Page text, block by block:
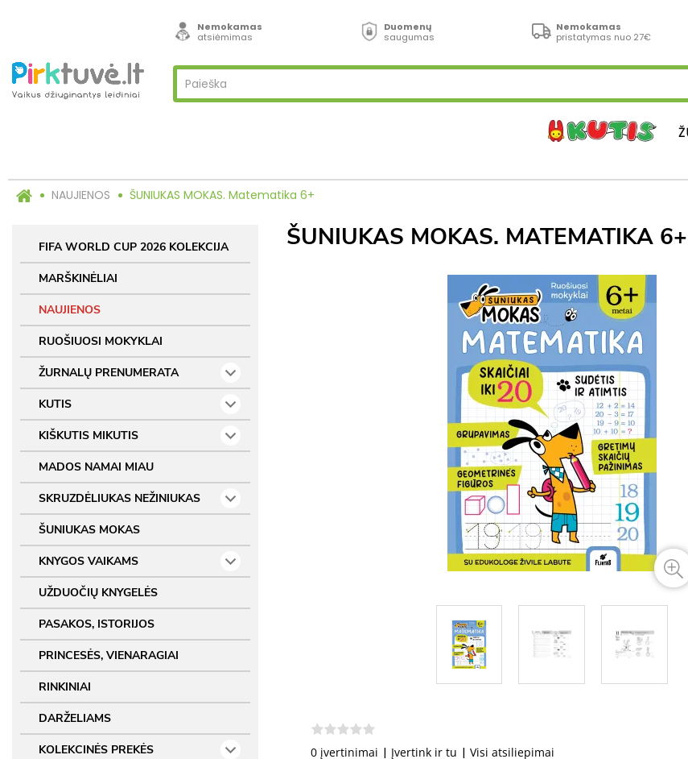
Nemokamas
atsiėmimas
Duomenų
saugumas
Nemokamas
pristatymas nuo 27€
NAUJIENOS ŠUNIUKAS MOKAS. Matematika 6+
FIFA WORLD CUP 2026 KOLEKCIJA
MARŠKINĖLIAI
NAUJIENOS
RUOŠIUOSI MOKYKLAI
ŽURNALŲ PRENUMERATA
KUTIS
KIŠKUTIS MIKUTIS
MADOS NAMAI MIAU
SKRUZDĖLIUKAS NEŽINIUKAS
ŠUNIUKAS MOKAS
KNYGOS VAIKAMS
UŽDUOČIŲ KNYGELĖS
PASAKOS, ISTORIJOS
PRINCESĖS, VIENARAGIAI
RINKINIAI
DARŽELIAMS
KOLEKCINĖS PREKĖS
ŠUNIUKAS MOKAS. MATEMATIKA 6+
0 įvertinimai | Įvertink ir tu | Visi atsiliepimai